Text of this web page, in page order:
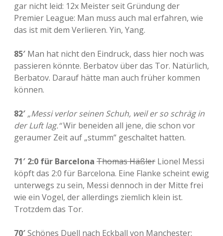
gar nicht leid: 12x Meister seit Gründung der
Premier League: Man muss auch mal erfahren, wie
das ist mit dem Verlieren. Yin, Yang.
85′ Man hat nicht den Eindruck, dass hier noch was
passieren könnte. Berbatov über das Tor. Natürlich,
Berbatov. Darauf hätte man auch früher kommen
können.
82′ „Messi verlor seinen Schuh, weil er so schräg in
der Luft lag.“Wir beneiden all jene, die schon vor
geraumer Zeit auf „stumm“ geschaltet hatten.
71′ 2:0 für Barcelona Thomas Häßler Lionel Messi
köpft das 2:0 für Barcelona. Eine Flanke scheint ewig
unterwegs zu sein, Messi dennoch in der Mitte frei
wie ein Vogel, der allerdings ziemlich klein ist.
Trotzdem das Tor.
70′Schönes Duell nach Eckball von Manchester: